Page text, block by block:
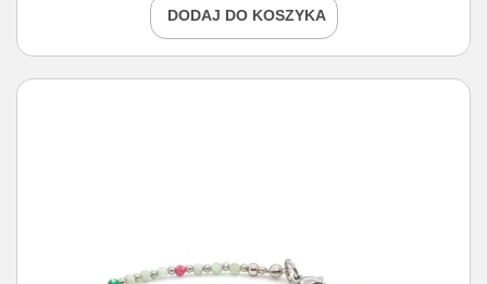
DODAJ DO KOSZYKA